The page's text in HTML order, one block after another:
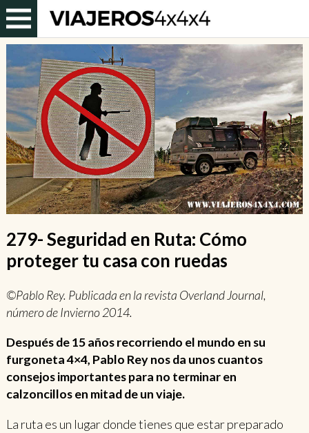
279- Seguridad en Ruta: Cómo
proteger tu casa con ruedas
©Pablo Rey. Publicada en la revista Overland Journal,
número de Invierno 2014.
Después de 15 años recorriendo el mundo en su
furgoneta 4×4, Pablo Rey nos da unos cuantos
consejos importantes para no terminar en
calzoncillos en mitad de un viaje.
La ruta es un lugar donde tienes que estar preparado